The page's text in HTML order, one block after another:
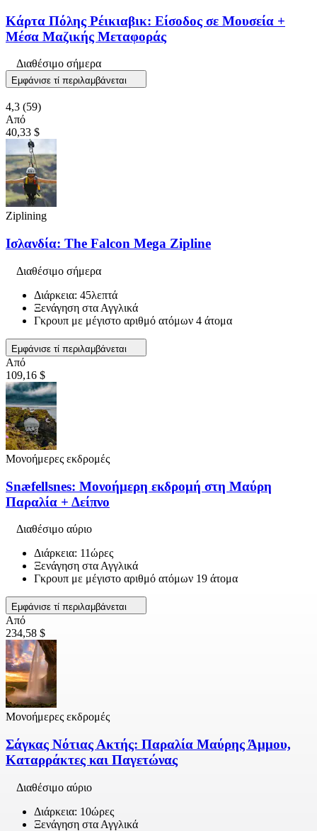
Κάρτα Πόλης Ρέικιαβικ: Είσοδος σε Μουσεία +
Μέσα Μαζικής Μεταφοράς
Διαθέσιμο σήμερα
Εμφάνισε τί περιλαμβάνεται
4,3 (59)
Από
40,33 $
Ziplining
Ισλανδία: The Falcon Mega Zipline
Διαθέσιμο σήμερα
Διάρκεια: 45λεπτά
Ξενάγηση στα Αγγλικά
Γκρουπ με μέγιστο αριθμό ατόμων 4 άτομα
Εμφάνισε τί περιλαμβάνεται
Από
109,16 $
Μονοήμερες εκδρομές
Snæfellsnes: Μονοήμερη εκδρομή στη Μαύρη
Παραλία + Δείπνο
Διαθέσιμο αύριο
Διάρκεια: 11ώρες
Ξενάγηση στα Αγγλικά
Γκρουπ με μέγιστο αριθμό ατόμων 19 άτομα
Εμφάνισε τί περιλαμβάνεται
Από
234,58 $
Μονοήμερες εκδρομές
Σάγκας Νότιας Ακτής: Παραλία Μαύρης Άμμου,
Καταρράκτες και Παγετώνας
Διαθέσιμο αύριο
Διάρκεια: 10ώρες
Ξενάγηση στα Αγγλικά